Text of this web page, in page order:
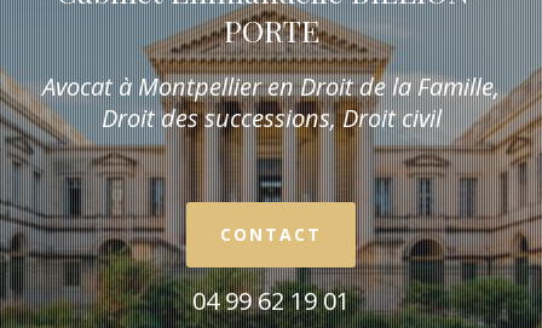
PORTE
Avocat à Montpellier en Droit de la Famille,
Droit des successions, Droit civil
CONTACT
04 99 62 19 01